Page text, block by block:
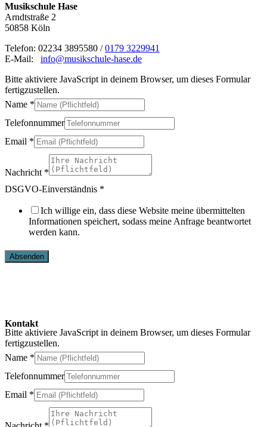
Musikschule Hase
Arndtstraße 2
50858 Köln
Telefon: 02234 3895580 /0179 3229941
E-Mail: info@musikschule-hase.de
Bitte aktiviere JavaScript in deinem Browser, um dieses Formular
fertigzustellen.
Name *
Telefonnummer
Email *
Nachricht *
DSGVO-Einverständnis *
Ich willige ein, dass diese Website meine übermittelten
Informationen speichert, sodass meine Anfrage beantwortet
werden kann.
Absenden
Kontakt
Bitte aktiviere JavaScript in deinem Browser, um dieses Formular
fertigzustellen.
Name *
Telefonnummer
Email *